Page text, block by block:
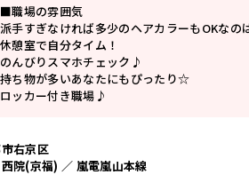
■職場の雰囲気
派手すぎなければ多少のヘアカラーもOKな
休憩室で自分タイム！
のんびりスマホチェック♪
持ち物が多いあなたにもぴったり☆
ロッカー付き職場♪
右京区
西院(京福) ／ 嵐電嵐山本線